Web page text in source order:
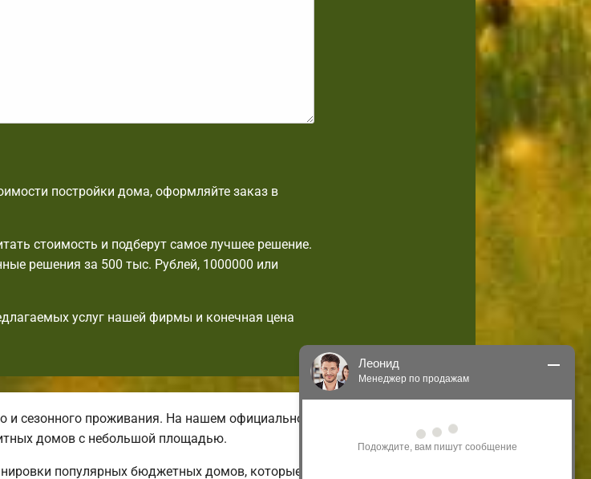
постройки дома, оформляйте заказ в
стоимость и подберут самое лучшее решение.
решения за 500 тыс. Рублей, 1000000 или
услуг нашей фирмы и конечная цена
проживания. На нашем официальном сайте имеются
домов с небольшой площадью.
популярных бюджетных домов, которые можно изменить на свой
Леонид
Менеджер по продажам
Здравствуйте! Я могу
проконсультировать Вас по нашим
акциям и проектам.